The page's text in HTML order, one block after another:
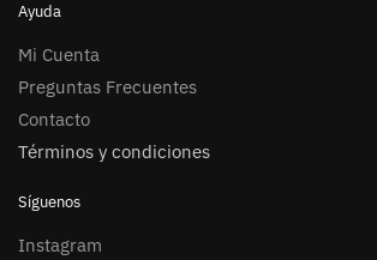
Ayuda
Mi Cuenta
Preguntas Frecuentes
Contacto
Términos y condiciones
Síguenos
Instagram